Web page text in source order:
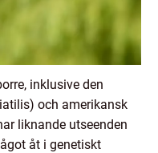
inklusive den
och amerikansk
liknande utseenden
åt i genetiskt